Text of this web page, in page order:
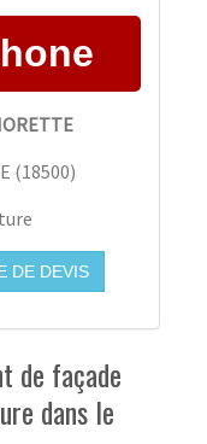
(18500)
DE DEVIS
de façade
dans le